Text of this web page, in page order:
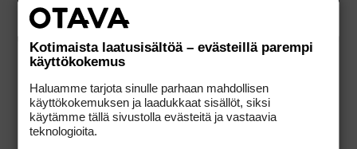
Kotimaista laatusisältöä – evästeillä parempi
käyttökokemus
Haluamme tarjota sinulle parhaan mahdollisen
käyttökokemuksen ja laadukkaat sisällöt, siksi
käytämme tällä sivustolla evästeitä ja vastaavia
teknologioita.